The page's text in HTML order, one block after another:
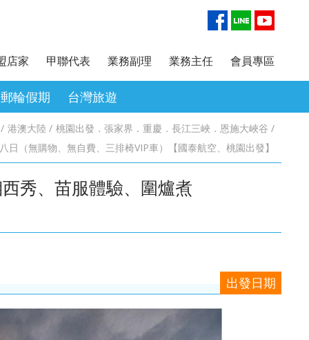
店家 甲聯代表 業務副理 業務主任 會員專區
本東北．銀山溫
桃園出發．熊本．九州．福岡機
加酒
阪神．立山黑部．
台中出發．四國秘境．熊本．九
爾
台中出發．釜山
南．黃山．山東 台中出發．廈門．武夷山
南．黃山．江西 桃園出發．北京．貝加爾湖
邁．普吉島
桃園出發．曼谷．芭達雅．華
欣．清邁
新一品紐西蘭１
【知南行易】東澳蒂莉雪９日
杜拜 北歐．芬蘭．瑞典．挪威．冰島
郵輪假期
2026 詩歌極境
【歐亞玩家】文明與自然的盛
台灣旅遊
】金門摩西分
【璀璨大小金】金門摩西分
港澳大陸
桃園出發．張家界．重慶．長江三峽．恩施大峽谷
（無購物、無自費、三排椅VIP車）【國泰航空、桃園出發】
秀、苗服體驗、圍爐煮
出發日期